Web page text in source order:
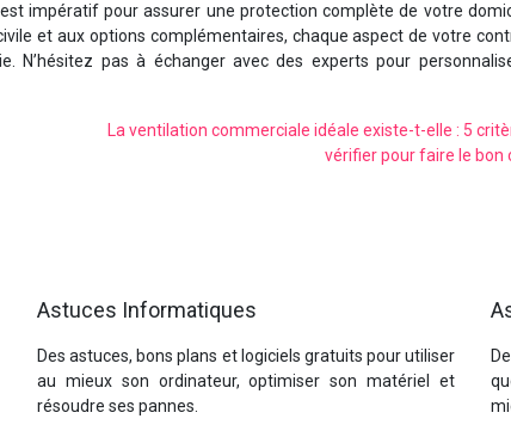
impératif pour assurer une protection complète de votre
et aux options complémentaires, chaque aspect de votre
N’hésitez pas à échanger avec des experts pour
La ventilation commerciale idéale existe-t-elle : 5
vérifier pour faire le bon
Astuces Informatiques
Des astuces, bons plans et logiciels gratuits pour utiliser
au mieux son ordinateur, optimiser son matériel et
résoudre ses pannes.